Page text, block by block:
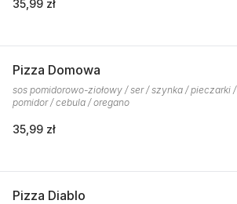
35,99 zł
Pizza Domowa
sos pomidorowo-ziołowy / ser / szynka / pieczarki /
pomidor / cebula / oregano
35,99 zł
Pizza Diablo